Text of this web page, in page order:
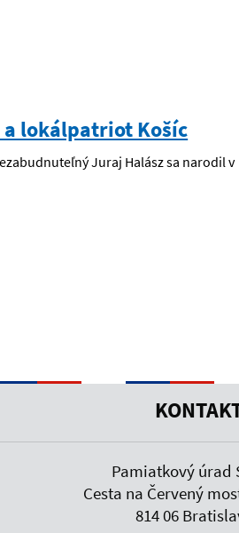
a lokálpatriot Košíc
Juraj Halász sa narodil v
Pamiatkový úrad
Cesta na Červený
814 06